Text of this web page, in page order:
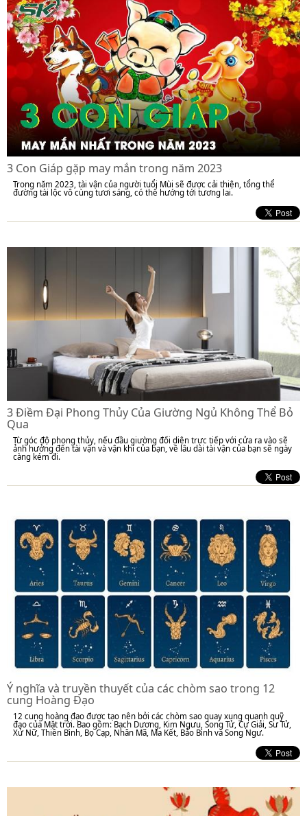
3 Con Giáp gặp may mắn trong năm 2023
Trong năm 2023, tài vận của người tuổi Mùi sẽ được cải thiện, tổng thể
đường tài lộc vô cùng tươi sáng, có thể hướng tới tương lai.
3 Điềm Đại Phong Thủy Của Giường Ngủ Không Thể Bỏ
Qua
Từ góc độ phong thủy, nếu đầu giường đối diện trực tiếp với cửa ra vào sẽ
ảnh hưởng đến tài vận và vận khí của bạn, về lâu dài tài vận của bạn sẽ ngày
càng kém đi.
Ý nghĩa và truyền thuyết của các chòm sao trong 12
cung Hoàng Đạo
12 cung hoàng đạo được tạo nên bởi các chòm sao quay xung quanh quỹ
đạo của Mặt trời. Bao gồm: Bạch Dương, Kim Ngưu, Song Tử, Cự Giải, Sư Tử,
Xử Nữ, Thiên Bình, Bọ Cạp, Nhân Mã, Ma Kết, Bảo Bình và Song Ngư.